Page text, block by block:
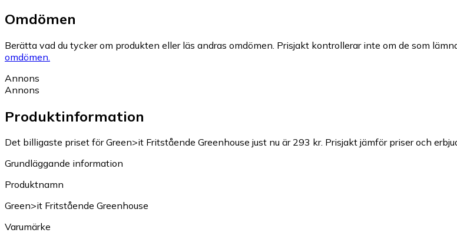
Omdömen
Berätta vad du tycker om produkten eller läs andras omdömen. Prisjakt kontrollerar inte om de som
omdömen.
Annons
Annons
Produktinformation
Det billigaste priset för Green>it Fritstående Greenhouse just nu är 293 kr. Prisjakt jämför priser och
Grundläggande information
Produktnamn
Green>it Fritstående Greenhouse
Varumärke